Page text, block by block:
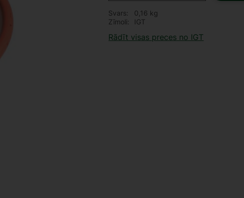
Svars
0,16 kg
Zīmoli
IGT
Rādīt visas preces no IGT